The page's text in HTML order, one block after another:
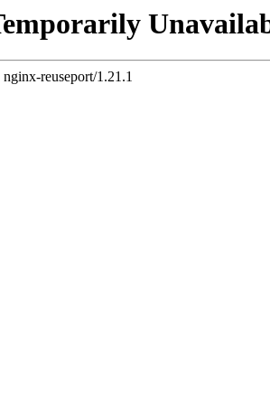
nginx-reuseport/1.21.1